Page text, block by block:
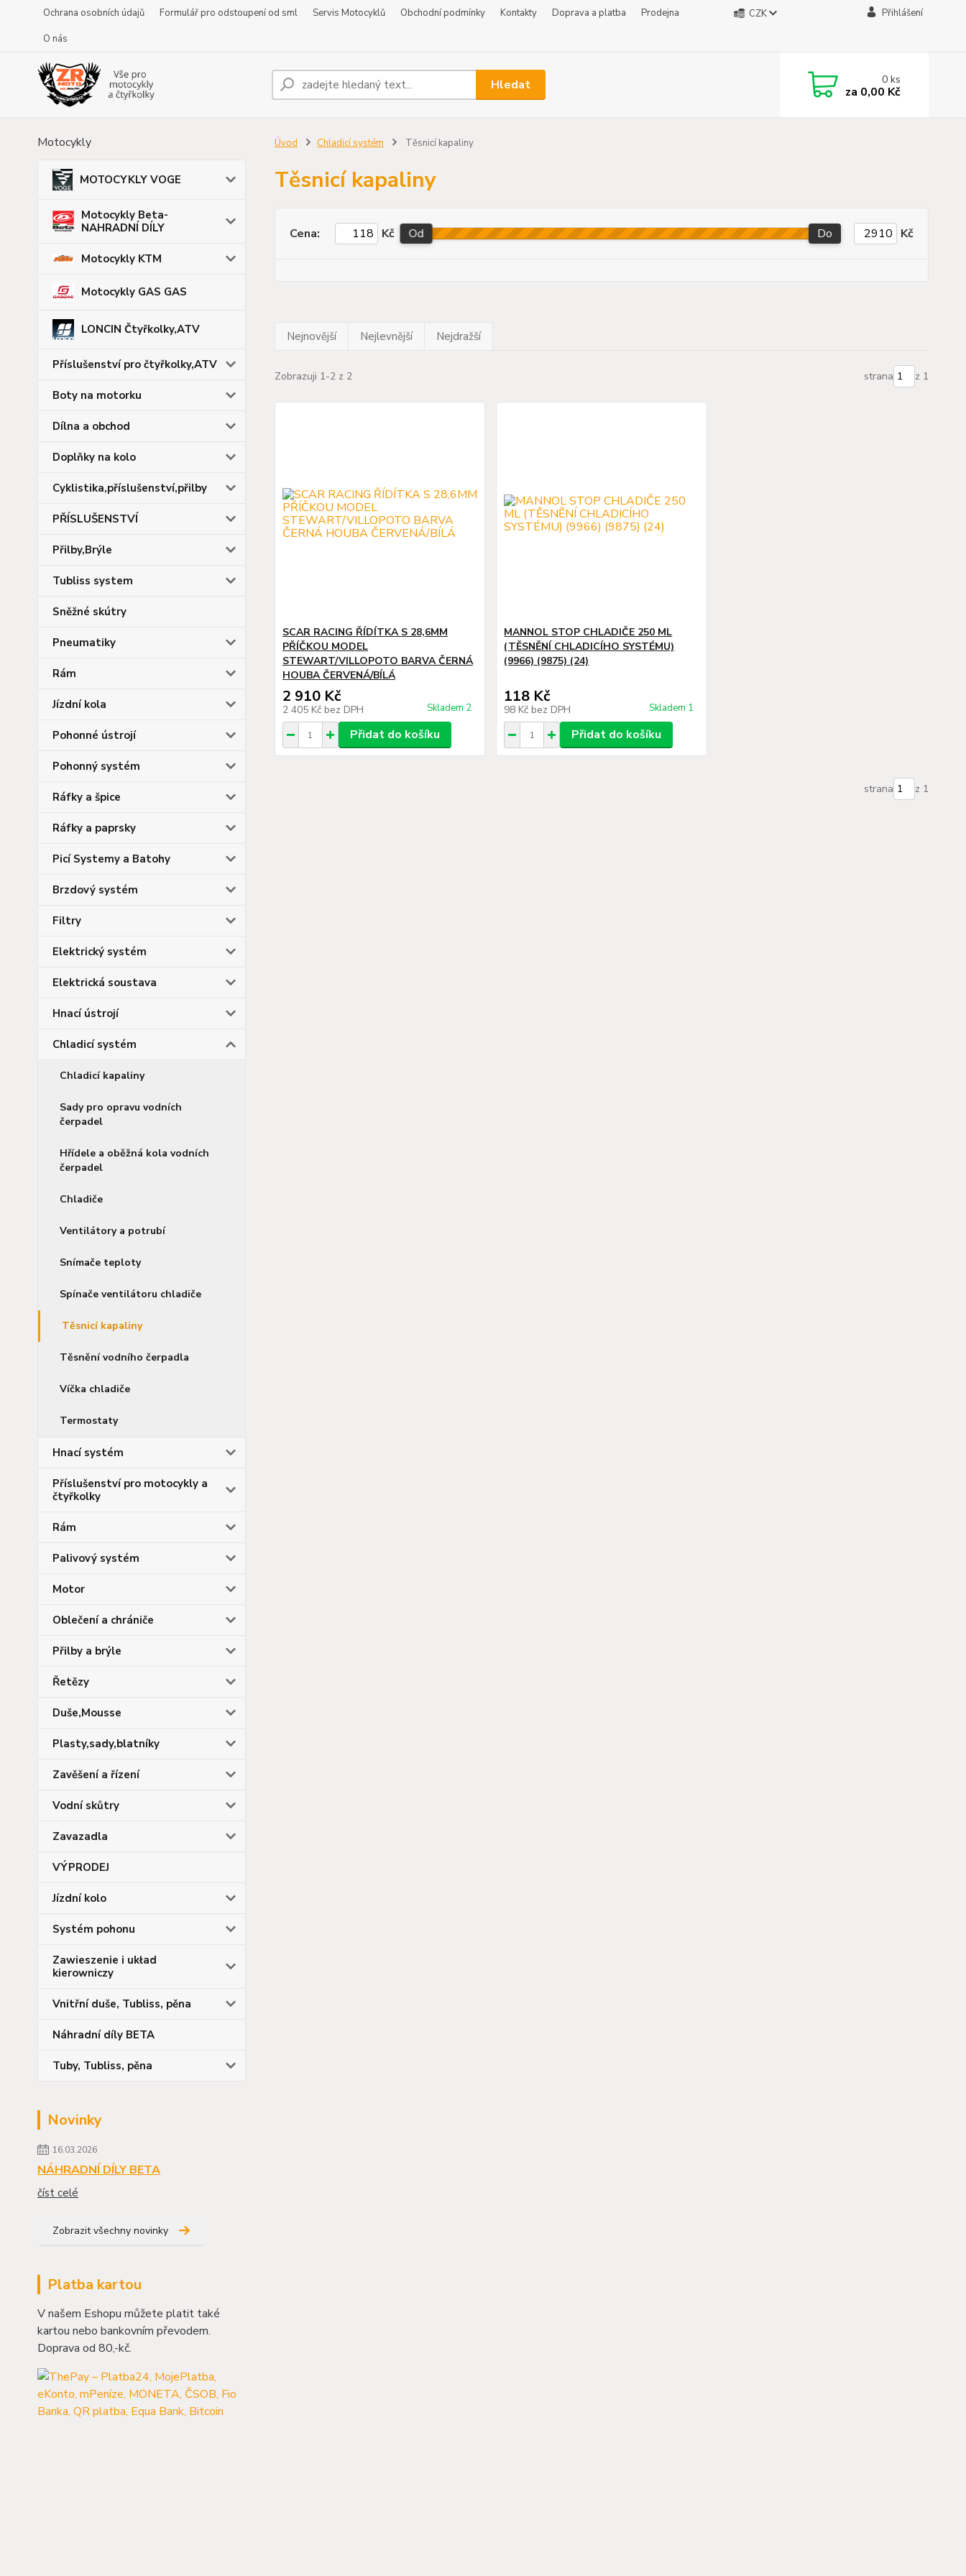
Ochrana osobních údajů Formulář pro odstoupení od sml Servis Motocyklů Obchodní podmínky Kontakty Doprava a platba
Prodejna
O nás
CZK Přihlášení
Hledat 0ks
za 0,00 Kč
Motocykly
MOTOCYKLY VOGE
Motocykly Beta-
NAHRADNÍ DÍLY
Motocykly KTM
Motocykly GAS GAS
LONCIN Čtyřkolky,ATV
Příslušenství pro čtyřkolky,ATV
Boty na motorku
Dílna a obchod
Doplňky na kolo
Cyklistika,příslušenství,přilby
PŘÍSLUŠENSTVÍ
Přilby,Brýle
Tubliss system
Sněžné skútry
Pneumatiky
Rám
Jízdní kola
Pohonné ústrojí
Pohonný systém
Ráfky a špice
Ráfky a paprsky
Picí Systemy a Batohy
Brzdový systém
Filtry
Elektrický systém
Elektrická soustava
Hnací ústrojí
Chladicí systém
Chladicí kapaliny
Sady pro opravu vodních
čerpadel
Hřídele a oběžná kola vodních
čerpadel
Chladiče
Ventilátory a potrubí
Snímače teploty
Spínače ventilátoru chladiče
Těsnicí kapaliny
Těsnění vodního čerpadla
Víčka chladiče
Termostaty
Hnací systém
Příslušenství pro motocykly a
čtyřkolky
Rám
Palivový systém
Motor
Oblečení a chrániče
Přilby a brýle
Řetězy
Duše,Mousse
Plasty,sady,blatníky
Zavěšení a řízení
Vodní skůtry
Zavazadla
VÝPRODEJ
Jízdní kolo
Systém pohonu
Zawieszenie i układ
kierowniczy
Vnitřní duše, Tubliss, pěna
Náhradní díly BETA
Tuby, Tubliss, pěna
Novinky
16.03.2026
NÁHRADNÍ DÍLY BETA
číst celé
Zobrazit všechny novinky
Platba kartou
V našem Eshopu můžete platit také
kartou nebo bankovním převodem.
Doprava od 80,-kč.
Úvod Chladicí systém Těsnicí kapaliny
Těsnicí kapaliny
Cena: Kč Od Do Kč
Nejnovější Nejlevnější Nejdražší
Zobrazuji 1-2 z 2 strana z 1
SCAR RACING ŘÍDÍTKA S 28,6MM
PŘÍČKOU MODEL
STEWART/VILLOPOTO BARVA ČERNÁ
HOUBA ČERVENÁ/BÍLÁ
2 910 Kč
2 405 Kč bez DPH Skladem 2
Přidat do košíku
MANNOL STOP CHLADIČE 250 ML
(TĚSNĚNÍ CHLADICÍHO SYSTÉMU)
(9966) (9875) (24)
118 Kč
98 Kč bez DPH Skladem 1
Přidat do košíku
strana z 1